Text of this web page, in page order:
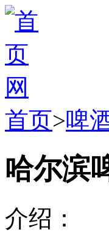
首页>啤
哈尔滨
介绍：